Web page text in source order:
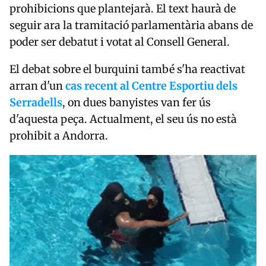
prohibicions que plantejarà. El text haurà de
seguir ara la tramitació parlamentària abans de
poder ser debatut i votat al Consell General.
El debat sobre el burquini també s'ha reactivat
arran d'uncas recent al Centre Esportiu dels
Serradells, on dues banyistes van fer ús
d'aquesta peça. Actualment, el seu ús no està
prohibit a Andorra.